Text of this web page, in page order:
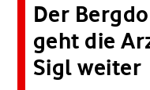
Der
geht die
Sigl weiter